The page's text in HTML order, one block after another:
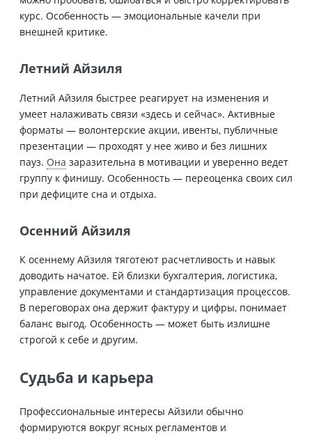
курс. Особенность — эмоциональные качели при
внешней критике.
Летний Айзиля
Летний Айзиля быстрее реагирует на изменения и
умеет налаживать связи «здесь и сейчас». Активные
форматы — волонтерские акции, ивенты, публичные
презентации — проходят у нее живо и без лишних
пауз. Она заразительна в мотивации и уверенно ведет
группу к финишу. Особенность — переоценка своих сил
при дефиците сна и отдыха.
Осенний Айзиля
К осеннему Айзиля тяготеют расчетливость и навык
доводить начатое. Ей близки бухгалтерия, логистика,
управление документами и стандартизация процессов.
В переговорах она держит фактуру и цифры, понимает
баланс выгод. Особенность — может быть излишне
строгой к себе и другим.
Судьба и карьера
Профессиональные интересы Айзили обычно
формируются вокруг ясных регламентов и